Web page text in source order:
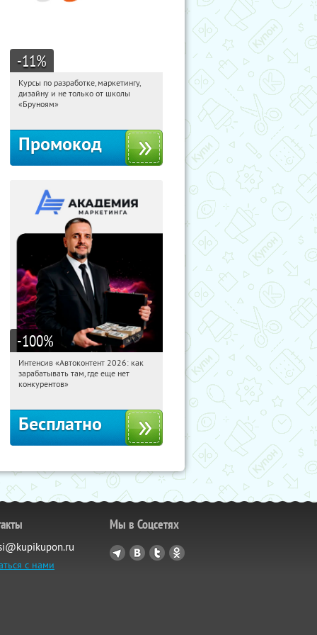
-11%
12:21:06
Получи первым!
Россия
Курсы по разработке, маркетингу,
дизайну и не только от школы
«Бруноям»
Промокод
-100%
12:21:06 Получили:
Россия
Интенсив «Автоконтент 2026: как
зарабатывать там, где еще нет
конкурентов»
Бесплатно
с нами
Мы в Соцсетях